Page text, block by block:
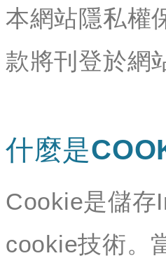
本網站隱私權
款將刊登於網
什麼是
Cookie是儲存
cookie技術。